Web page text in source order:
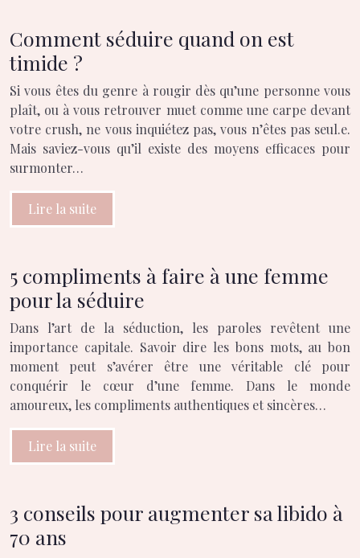
Comment séduire quand on est
timide ?
Si vous êtes du genre à rougir dès qu’une personne vous
plaît, ou à vous retrouver muet comme une carpe devant
votre crush, ne vous inquiétez pas, vous n’êtes pas seul.e.
Mais saviez-vous qu’il existe des moyens efficaces pour
surmonter…
Lire la suite
5 compliments à faire à une femme
pour la séduire
Dans l’art de la séduction, les paroles revêtent une
importance capitale. Savoir dire les bons mots, au bon
moment peut s’avérer être une véritable clé pour
conquérir le cœur d’une femme. Dans le monde
amoureux, les compliments authentiques et sincères…
Lire la suite
3 conseils pour augmenter sa libido à
70 ans